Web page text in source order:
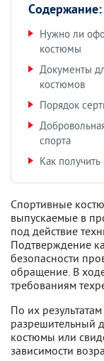
Содержание:
Нужно ли
костюмы
Документы
костюмов
Порядок
спорта
Как
Спортивные
выпускаемые в
под действие
Подтверждение
безопасности
обращение. В
требованиям
По их
разрешительный
костюмы или
зависимости